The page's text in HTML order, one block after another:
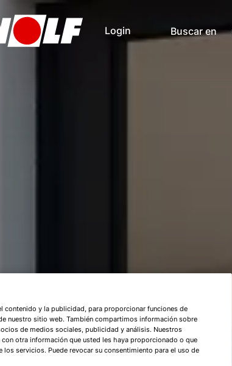
Login Buscar en
contenido y la publicidad, para proporcionar funciones de
nuestro sitio web. También compartimos información sobre
de medios sociales, publicidad y análisis. Nuestros
otra información que usted les haya proporcionado o que
servicios. Puede revocar su consentimiento para el uso de